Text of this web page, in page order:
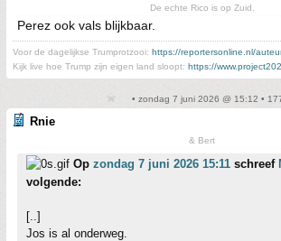
De echte Rico is op Zuid.
Perez ook vals blijkbaar.
Voor de dagelijkse Trumprotzooi: https://reportersonline.nl/
Kijk live hoe Trump zijn eigen land sloopt: https://
• zondag 7 juni 2026 @ 15:12 •
Rnie
& Bert
Op zondag 7 juni 2026 15:11 schreef
volgende:
[..]
Jos is al onderweg.